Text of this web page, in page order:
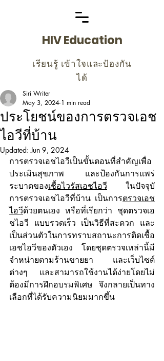
HIV Education
เรียนรู้ เข้าใจและป้องกัน
ได้
ประโยชน์ของการตรวจเอช
ไอวีที่บ้าน
Siri Writer
May 3, 2024 1 min read
Updated:Jun 9, 2024
การตรวจเอชไอวีเป็นขั้นตอนที่สำคัญเพื่อ
ประเมินสุขภาพ และป้องกันการแพร่
ระบาดของเชื้อไวรัสเอชไอวี ในปัจจุบั
การตรวจเอชไอวีที่บ้าน เป็นการตรวจเอช
ไอวีด้วยตนเอง หรือที่เรียกว่า ชุดตรวจเอ
ชไอวี แบบรวดเร็ว เป็นวิธีที่สะดวก และ
เป็นส่วนตัวในการทราบสถานะการติดเชื้อ
เอชไอวีของตัวเอง โดยชุดตรวจเหล่านี้มี
จำหน่ายตามร้านขายยา และเว็บไซต์
ต่างๆ และสามารถใช้งานได้ง่ายโดยไม่
ต้องมีการฝึกอบรมพิเศษ จึงกลายเป็นทาง
เลือกที่ได้รับความนิยมมากขึ้น